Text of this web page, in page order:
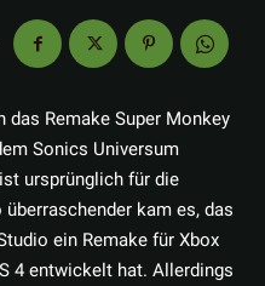
Remake Super Monkey
Sonics Universum
ursprünglich für die
kam es, das
ein Remake für Xbox
4 entwickelt hat. Allerdings